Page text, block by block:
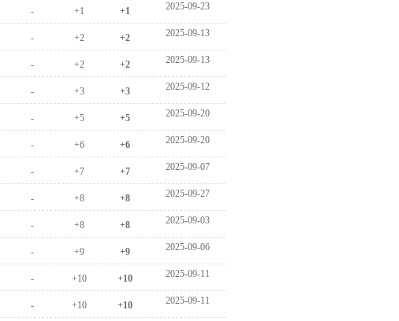
- +1 +1 2025-09-23
- +2 +2 2025-09-13
- +2 +2 2025-09-13
- +3 +3 2025-09-12
- +5 +5 2025-09-20
- +6 +6 2025-09-20
- +7 +7 2025-09-07
- +8 +8 2025-09-27
- +8 +8 2025-09-03
- +9 +9 2025-09-06
- +10 +10 2025-09-11
- +10 +10 2025-09-11